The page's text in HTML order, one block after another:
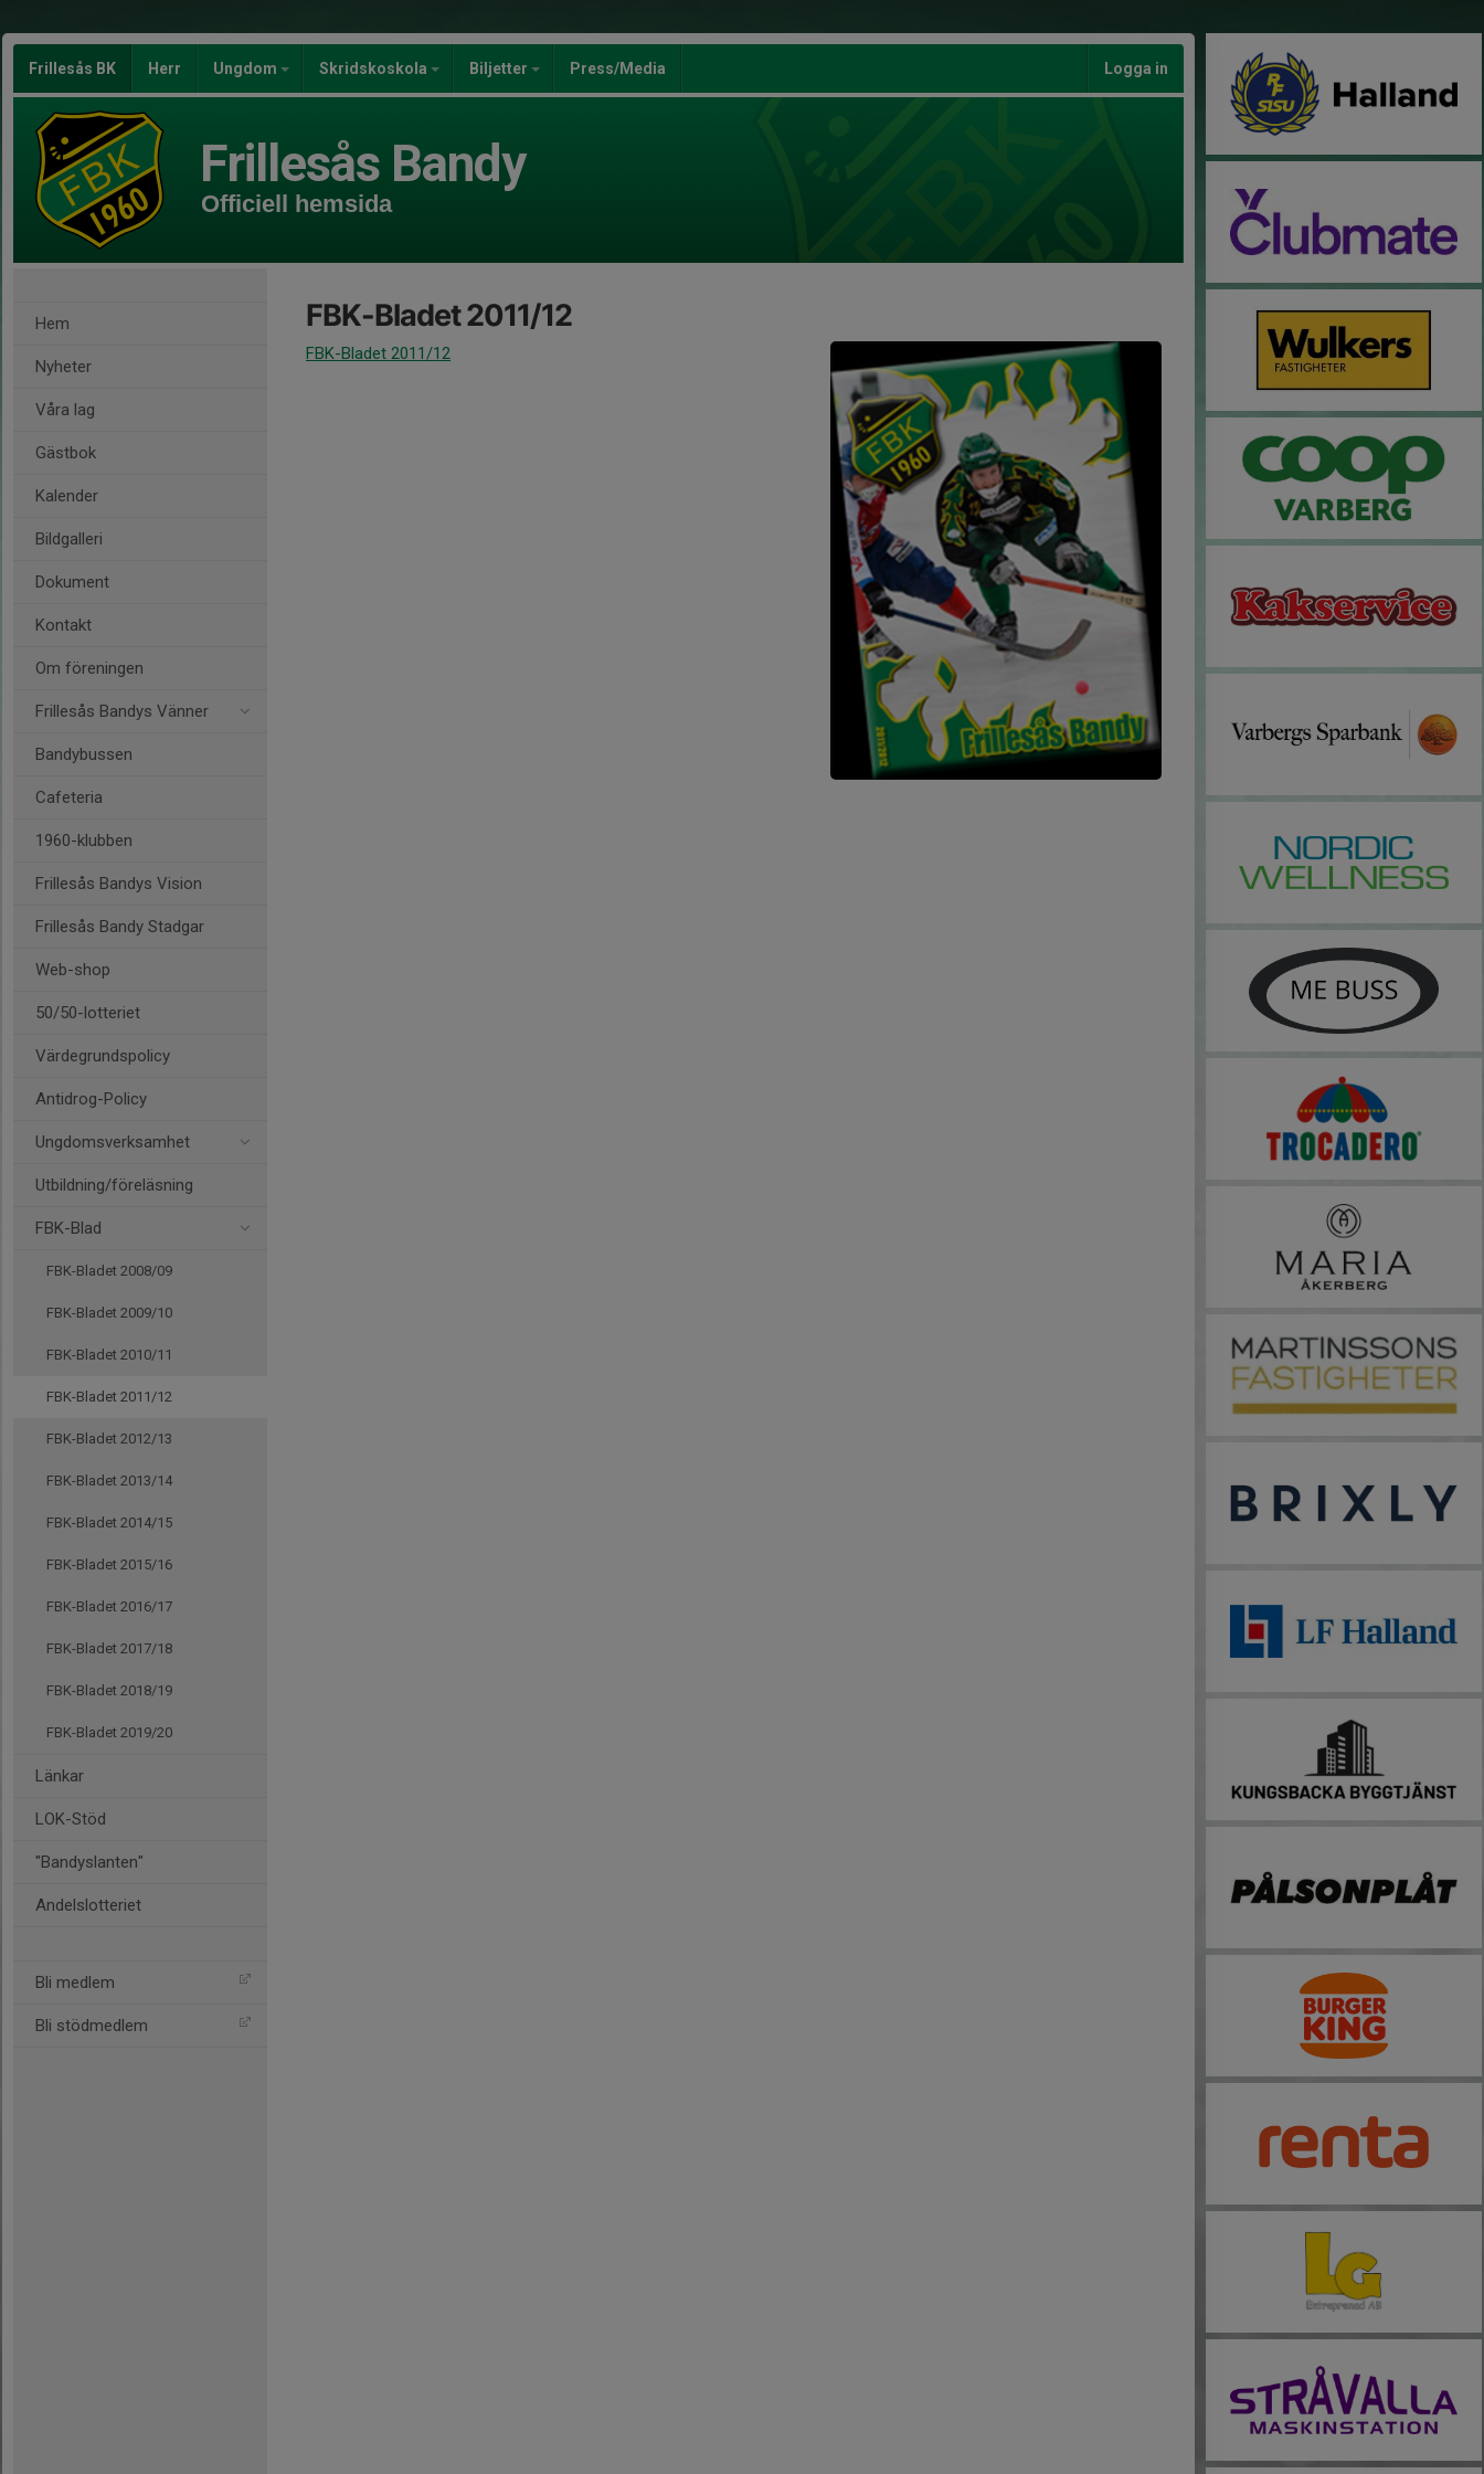
Frillesås BK Herr Ungdom Skridskoskola Biljetter Press/Media Logga in
Frillesås Bandy
Officiell hemsida
Hem
Nyheter
Våra lag
Gästbok
Kalender
Bildgalleri
Dokument
Kontakt
Om föreningen
Frillesås Bandys Vänner
Bandybussen
Cafeteria
1960-klubben
Frillesås Bandys Vision
Frillesås Bandy Stadgar
Web-shop
50/50-lotteriet
Värdegrundspolicy
Antidrog-Policy
Ungdomsverksamhet
Utbildning/föreläsning
FBK-Blad
FBK-Bladet 2008/09
FBK-Bladet 2009/10
FBK-Bladet 2010/11
FBK-Bladet 2011/12
FBK-Bladet 2012/13
FBK-Bladet 2013/14
FBK-Bladet 2014/15
FBK-Bladet 2015/16
FBK-Bladet 2016/17
FBK-Bladet 2017/18
FBK-Bladet 2018/19
FBK-Bladet 2019/20
Länkar
LOK-Stöd
"Bandyslanten"
Andelslotteriet
Bli medlem
Bli stödmedlem
FBK-Bladet 2011/12
FBK-Bladet 2011/12